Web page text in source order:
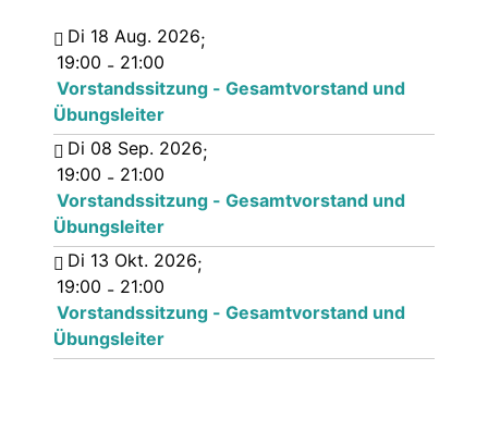
Di 18 Aug. 2026;
19:00 - 21:00
Vorstandssitzung - Gesamtvorstand und
Übungsleiter
Di 08 Sep. 2026;
19:00 - 21:00
Vorstandssitzung - Gesamtvorstand und
Übungsleiter
Di 13 Okt. 2026;
19:00 - 21:00
Vorstandssitzung - Gesamtvorstand und
Übungsleiter